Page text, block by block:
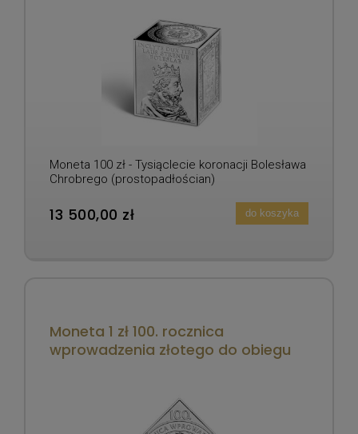
Moneta 100 zł - Tysiąclecie koronacji Bolesława
Chrobrego (prostopadłościan)
13 500,00 zł do koszyka
Moneta 1 zł 100. rocznica
wprowadzenia złotego do obiegu